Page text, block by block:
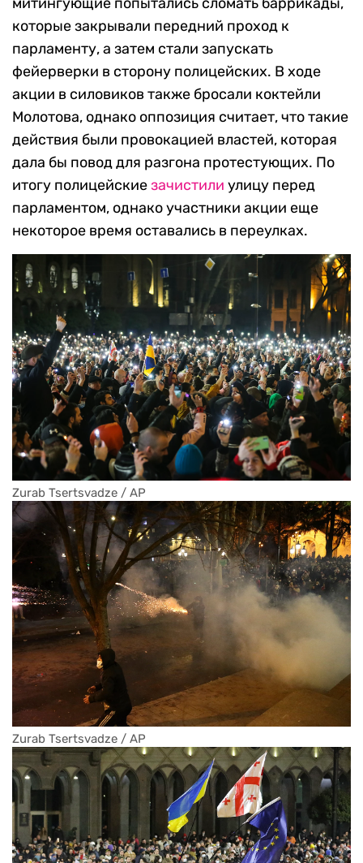
которые закрывали передний проход к
парламенту, а затем стали запускать
фейерверки в сторону полицейских. В ходе
акции в силовиков также бросали коктейли
Молотова, однако оппозиция считает, что такие
действия были провокацией властей, которая
дала бы повод для разгона протестующих. По
итогу полицейскиезачистили улицу перед
парламентом, однако участники акции еще
некоторое время оставались в переулках.
Zurab Tsertsvadze / AP
Zurab Tsertsvadze / AP